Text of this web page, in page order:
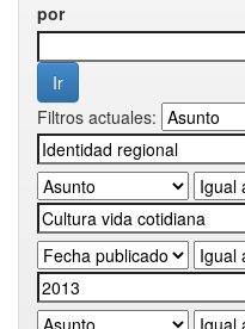
por
Filtros actuales: